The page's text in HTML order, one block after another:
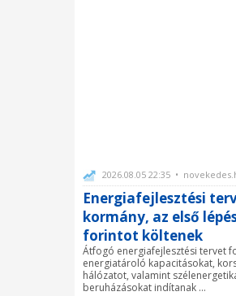
2026.08.05 22:35 •
Energiafejlesztési
kormány, az első
forintot költenek
Átfogó energiafejlesztési tervet
energiatároló kapacitásokat,
hálózatot, valamint
beruházásokat indítanak ...